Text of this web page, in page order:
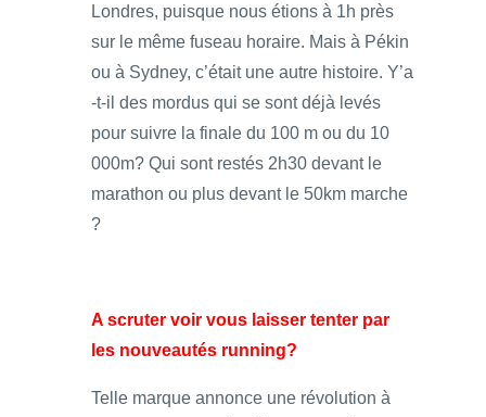
Londres, puisque nous étions à 1h près
sur le même fuseau horaire. Mais à Pékin
ou à Sydney, c’était une autre histoire. Y’a
-t-il des mordus qui se sont déjà levés
pour suivre la finale du 100 m ou du 10
000m? Qui sont restés 2h30 devant le
marathon ou plus devant le 50km marche
?
A scruter voir vous laisser tenter par
les nouveautés running?
Telle marque annonce une révolution à